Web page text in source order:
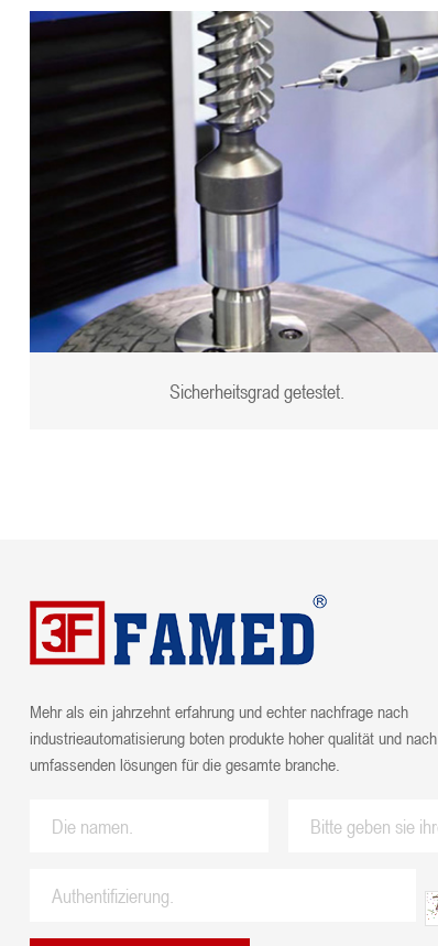
Sicherheitsgrad getestet.
Mehr als ein jahrzehnt erfahrung und echter nachfrage nach
industrieautomatisierung boten produkte hoher qualität und nach
umfassenden lösungen für die gesamte branche.